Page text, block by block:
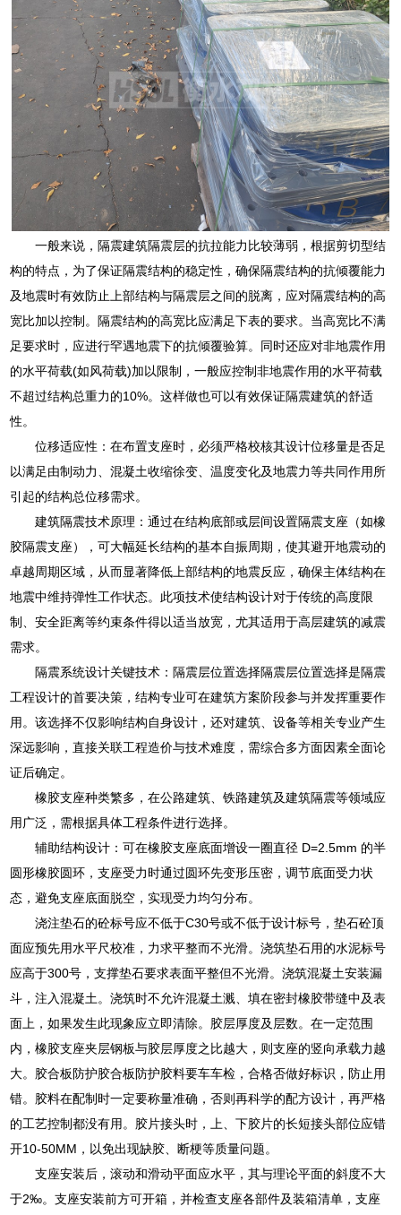
一般来说，隔震建筑隔震层的抗拉能力比较薄弱，根据剪切型结
构的特点，为了保证隔震结构的稳定性，确保隔震结构的抗倾覆能力
及地震时有效防止上部结构与隔震层之间的脱离，应对隔震结构的高
宽比加以控制。隔震结构的高宽比应满足下表的要求。当高宽比不满
足要求时，应进行罕遇地震下的抗倾覆验算。同时还应对非地震作用
的水平荷载(如风荷载)加以限制，一般应控制非地震作用的水平荷载
不超过结构总重力的10%。这样做也可以有效保证隔震建筑的舒适
性。
位移适应性：在布置支座时，必须严格校核其设计位移量是否足
以满足由制动力、混凝土收缩徐变、温度变化及地震力等共同作用所
引起的结构总位移需求。
建筑隔震技术原理：通过在结构底部或层间设置隔震支座（如橡
胶隔震支座），可大幅延长结构的基本自振周期，使其避开地震动的
卓越周期区域，从而显著降低上部结构的地震反应，确保主体结构在
地震中维持弹性工作状态。此项技术使结构设计对于传统的高度限
制、安全距离等约束条件得以适当放宽，尤其适用于高层建筑的减震
需求。
隔震系统设计关键技术：隔震层位置选择隔震层位置选择是隔震
工程设计的首要决策，结构专业可在建筑方案阶段参与并发挥重要作
用。该选择不仅影响结构自身设计，还对建筑、设备等相关专业产生
深远影响，直接关联工程造价与技术难度，需综合多方面因素全面论
证后确定。
橡胶支座种类繁多，在公路建筑、铁路建筑及建筑隔震等领域应
用广泛，需根据具体工程条件进行选择。
辅助结构设计：可在橡胶支座底面增设一圈直径 D=2.5mm 的半
圆形橡胶圆环，支座受力时通过圆环先变形压密，调节底面受力状
态，避免支座底面脱空，实现受力均匀分布。
浇注垫石的砼标号应不低于C30号或不低于设计标号，垫石砼顶
面应预先用水平尺校准，力求平整而不光滑。浇筑垫石用的水泥标号
应高于300号，支撑垫石要求表面平整但不光滑。浇筑混凝土安装漏
斗，注入混凝土。浇筑时不允许混凝土溅、填在密封橡胶带缝中及表
面上，如果发生此现象应立即清除。胶层厚度及层数。在一定范围
内，橡胶支座夹层钢板与胶层厚度之比越大，则支座的竖向承载力越
大。胶合板防护胶合板防护胶料要车车检，合格否做好标识，防止用
错。胶料在配制时一定要称量准确，否则再科学的配方设计，再严格
的工艺控制都没有用。胶片接头时，上、下胶片的长短接头部位应错
开10-50MM，以免出现缺胶、断梗等质量问题。
支座安装后，滚动和滑动平面应水平，其与理论平面的斜度不大
于2‰。支座安装前方可开箱，并检查支座各部件及装箱清单，支座